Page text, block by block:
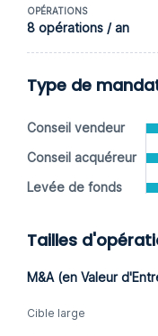
OPÉRATIONS
8 opérations / an
Type de
Conseil vendeur
Conseil acquéreur
Levée de fonds
Tailles
M&A (en Valeur
Cible large